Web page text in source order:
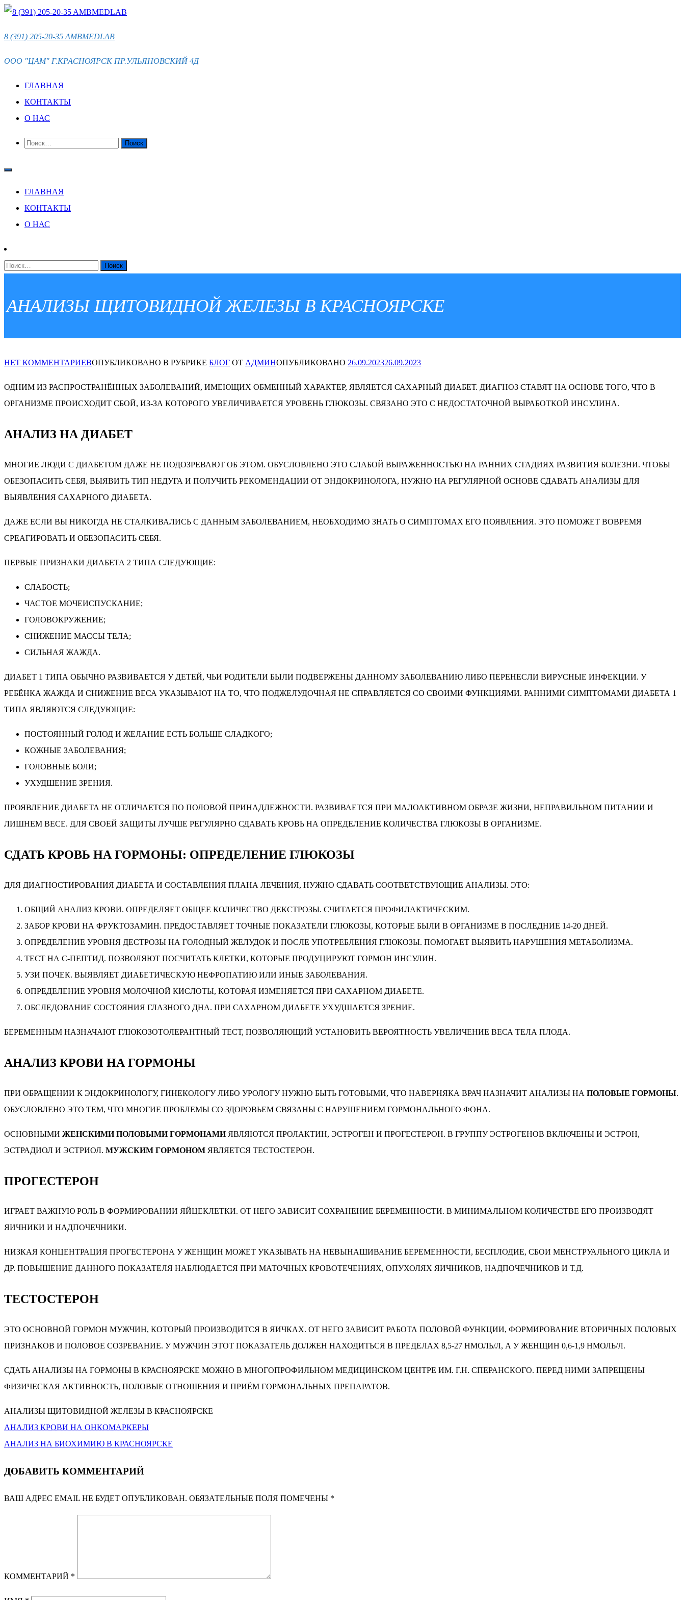
ПЕРЕЙТИ
8 (391) 205-20-35 AMBMEDLAB
ООО "ЦАМ" Г.КРАСНОЯРСК ПР.УЛЬЯНОВСКИЙ 4Д
ГЛАВНАЯ
КОНТАКТЫ
О НАС
НАЙТИ:
ГЛАВНАЯ
КОНТАКТЫ
О НАС
НАЙТИ:
АНАЛИЗЫ ЩИТОВИДНОЙ ЖЕЛЕЗЫ В КРАСНОЯРСКЕ
НЕТ КОММЕНТАРИЕВДЛЯ
ОПУБЛИКОВАНО В РУБРИКЕ БЛОГ ОТ АДМИНОПУБЛИКОВАНО 26.09.202326.09.2023
ОДНИМ ИЗ РАСПРОСТРАНЁННЫХ ЗАБОЛЕВАНИЙ, ИМЕЮЩИХ ОБМЕННЫЙ ХАРАКТЕР, ЯВЛЯЕТСЯ САХАРНЫЙ ДИАБЕТ. ДИАГНОЗ СТАВЯТ НА ОСНОВЕ ТОГО, ЧТО В
ОРГАНИЗМЕ ПРОИСХОДИТ СБОЙ, ИЗ-ЗА КОТОРОГО УВЕЛИЧИВАЕТСЯ УРОВЕНЬ ГЛЮКОЗЫ. СВЯЗАНО ЭТО С НЕДОСТАТОЧНОЙ ВЫРАБОТКОЙ ИНСУЛИНА.
АНАЛИЗ НА ДИАБЕТ
МНОГИЕ ЛЮДИ С ДИАБЕТОМ ДАЖЕ НЕ ПОДОЗРЕВАЮТ ОБ ЭТОМ. ОБУСЛОВЛЕНО ЭТО СЛАБОЙ ВЫРАЖЕННОСТЬЮ НА РАННИХ СТАДИЯХ РАЗВИТИЯ БОЛЕЗНИ. ЧТОБЫ
ОБЕЗОПАСИТЬ СЕБЯ, ВЫЯВИТЬ ТИП НЕДУГА И ПОЛУЧИТЬ РЕКОМЕНДАЦИИ ОТ ЭНДОКРИНОЛОГА, НУЖНО НА РЕГУЛЯРНОЙ ОСНОВЕ СДАВАТЬ АНАЛИЗЫ ДЛЯ
ВЫЯВЛЕНИЯ САХАРНОГО ДИАБЕТА.
ДАЖЕ ЕСЛИ ВЫ НИКОГДА НЕ СТАЛКИВАЛИСЬ С ДАННЫМ ЗАБОЛЕВАНИЕМ, НЕОБХОДИМО ЗНАТЬ О СИМПТОМАХ ЕГО ПОЯВЛЕНИЯ. ЭТО ПОМОЖЕТ ВОВРЕМЯ
СРЕАГИРОВАТЬ И ОБЕЗОПАСИТЬ СЕБЯ.
ПЕРВЫЕ ПРИЗНАКИ ДИАБЕТА 2 ТИПА СЛЕДУЮЩИЕ:
СЛАБОСТЬ;
ЧАСТОЕ МОЧЕИСПУСКАНИЕ;
ГОЛОВОКРУЖЕНИЕ;
СНИЖЕНИЕ МАССЫ ТЕЛА;
СИЛЬНАЯ ЖАЖДА.
ДИАБЕТ 1 ТИПА ОБЫЧНО РАЗВИВАЕТСЯ У ДЕТЕЙ, ЧЬИ РОДИТЕЛИ БЫЛИ ПОДВЕРЖЕНЫ ДАННОМУ ЗАБОЛЕВАНИЮ ЛИБО ПЕРЕНЕСЛИ ВИРУСНЫЕ ИНФЕКЦИИ. У
РЕБЁНКА ЖАЖДА И СНИЖЕНИЕ ВЕСА УКАЗЫВАЮТ НА ТО, ЧТО ПОДЖЕЛУДОЧНАЯ НЕ СПРАВЛЯЕТСЯ СО СВОИМИ ФУНКЦИЯМИ. РАННИМИ СИМПТОМАМИ ДИАБЕТА 1
ТИПА ЯВЛЯЮТСЯ СЛЕДУЮЩИЕ:
ПОСТОЯННЫЙ ГОЛОД И ЖЕЛАНИЕ ЕСТЬ БОЛЬШЕ СЛАДКОГО;
КОЖНЫЕ ЗАБОЛЕВАНИЯ;
ГОЛОВНЫЕ БОЛИ;
УХУДШЕНИЕ ЗРЕНИЯ.
ПРОЯВЛЕНИЕ ДИАБЕТА НЕ ОТЛИЧАЕТСЯ ПО ПОЛОВОЙ ПРИНАДЛЕЖНОСТИ. РАЗВИВАЕТСЯ ПРИ МАЛОАКТИВНОМ ОБРАЗЕ ЖИЗНИ, НЕПРАВИЛЬНОМ ПИТАНИИ И
ЛИШНЕМ ВЕСЕ. ДЛЯ СВОЕЙ ЗАЩИТЫ ЛУЧШЕ РЕГУЛЯРНО СДАВАТЬ КРОВЬ НА ОПРЕДЕЛЕНИЕ КОЛИЧЕСТВА ГЛЮКОЗЫ В ОРГАНИЗМЕ.
СДАТЬ КРОВЬ НА ГОРМОНЫ: ОПРЕДЕЛЕНИЕ ГЛЮКОЗЫ
ДЛЯ ДИАГНОСТИРОВАНИЯ ДИАБЕТА И СОСТАВЛЕНИЯ ПЛАНА ЛЕЧЕНИЯ, НУЖНО СДАВАТЬ СООТВЕТСТВУЮЩИЕ АНАЛИЗЫ. ЭТО:
ОБЩИЙ АНАЛИЗ КРОВИ. ОПРЕДЕЛЯЕТ ОБЩЕЕ КОЛИЧЕСТВО ДЕКСТРОЗЫ. СЧИТАЕТСЯ ПРОФИЛАКТИЧЕСКИМ.
ЗАБОР КРОВИ НА ФРУКТОЗАМИН. ПРЕДОСТАВЛЯЕТ ТОЧНЫЕ ПОКАЗАТЕЛИ ГЛЮКОЗЫ, КОТОРЫЕ БЫЛИ В ОРГАНИЗМЕ В ПОСЛЕДНИЕ 14-20 ДНЕЙ.
ОПРЕДЕЛЕНИЕ УРОВНЯ ДЕСТРОЗЫ НА ГОЛОДНЫЙ ЖЕЛУДОК И ПОСЛЕ УПОТРЕБЛЕНИЯ ГЛЮКОЗЫ. ПОМОГАЕТ ВЫЯВИТЬ НАРУШЕНИЯ МЕТАБОЛИЗМА.
ТЕСТ НА С-ПЕПТИД. ПОЗВОЛЯЮТ ПОСЧИТАТЬ КЛЕТКИ, КОТОРЫЕ ПРОДУЦИРУЮТ ГОРМОН ИНСУЛИН.
УЗИ ПОЧЕК. ВЫЯВЛЯЕТ ДИАБЕТИЧЕСКУЮ НЕФРОПАТИЮ ИЛИ ИНЫЕ ЗАБОЛЕВАНИЯ.
ОПРЕДЕЛЕНИЕ УРОВНЯ МОЛОЧНОЙ КИСЛОТЫ, КОТОРАЯ ИЗМЕНЯЕТСЯ ПРИ САХАРНОМ ДИАБЕТЕ.
ОБСЛЕДОВАНИЕ СОСТОЯНИЯ ГЛАЗНОГО ДНА. ПРИ САХАРНОМ ДИАБЕТЕ УХУДШАЕТСЯ ЗРЕНИЕ.
БЕРЕМЕННЫМ НАЗНАЧАЮТ ГЛЮКОЗОТОЛЕРАНТНЫЙ ТЕСТ, ПОЗВОЛЯЮЩИЙ УСТАНОВИТЬ ВЕРОЯТНОСТЬ УВЕЛИЧЕНИЕ ВЕСА ТЕЛА ПЛОДА.
АНАЛИЗ КРОВИ НА ГОРМОНЫ
ПРИ ОБРАЩЕНИИ К ЭНДОКРИНОЛОГУ, ГИНЕКОЛОГУ ЛИБО УРОЛОГУ НУЖНО БЫТЬ ГОТОВЫМИ, ЧТО НАВЕРНЯКА ВРАЧ НАЗНАЧИТ АНАЛИЗЫ НА ПОЛОВЫЕ ГОРМОНЫ.
ОБУСЛОВЛЕНО ЭТО ТЕМ, ЧТО МНОГИЕ ПРОБЛЕМЫ СО ЗДОРОВЬЕМ СВЯЗАНЫ С НАРУШЕНИЕМ ГОРМОНАЛЬНОГО ФОНА.
ОСНОВНЫМИ ЖЕНСКИМИ ПОЛОВЫМИ ГОРМОНАМИЯВЛЯЮТСЯ ПРОЛАКТИН, ЭСТРОГЕН И ПРОГЕСТЕРОН. В ГРУППУ ЭСТРОГЕНОВ ВКЛЮЧЕНЫ И ЭСТРОН,
ЭСТРАДИОЛ И ЭСТРИОЛ. МУЖСКИМ ГОРМОНОМ ЯВЛЯЕТСЯ ТЕСТОСТЕРОН.
ПРОГЕСТЕРОН
ИГРАЕТ ВАЖНУЮ РОЛЬ В ФОРМИРОВАНИИ ЯЙЦЕКЛЕТКИ. ОТ НЕГО ЗАВИСИТ СОХРАНЕНИЕ БЕРЕМЕННОСТИ. В МИНИМАЛЬНОМ КОЛИЧЕСТВЕ ЕГО ПРОИЗВОДЯТ
ЯИЧНИКИ И НАДПОЧЕЧНИКИ.
НИЗКАЯ КОНЦЕНТРАЦИЯ ПРОГЕСТЕРОНА У ЖЕНЩИН МОЖЕТ УКАЗЫВАТЬ НА НЕВЫНАШИВАНИЕ БЕРЕМЕННОСТИ, БЕСПЛОДИЕ, СБОИ МЕНСТРУАЛЬНОГО ЦИКЛА И
ДР. ПОВЫШЕНИЕ ДАННОГО ПОКАЗАТЕЛЯ НАБЛЮДАЕТСЯ ПРИ МАТОЧНЫХ КРОВОТЕЧЕНИЯХ, ОПУХОЛЯХ ЯИЧНИКОВ, НАДПОЧЕЧНИКОВ И Т.Д.
ТЕСТОСТЕРОН
ЭТО ОСНОВНОЙ ГОРМОН МУЖЧИН, КОТОРЫЙ ПРОИЗВОДИТСЯ В ЯИЧКАХ. ОТ НЕГО ЗАВИСИТ РАБОТА ПОЛОВОЙ ФУНКЦИИ, ФОРМИРОВАНИЕ ВТОРИЧНЫХ ПОЛОВЫХ
ПРИЗНАКОВ И ПОЛОВОЕ СОЗРЕВАНИЕ. У МУЖЧИН ЭТОТ ПОКАЗАТЕЛЬ ДОЛЖЕН НАХОДИТЬСЯ В ПРЕДЕЛАХ 8,5-27 НМОЛЬ/Л, А У ЖЕНЩИН 0,6-1,9 НМОЛЬ/Л.
СДАТЬ АНАЛИЗЫ НА ГОРМОНЫ В КРАСНОЯРСКЕ МОЖНО В МНОГОПРОФИЛЬНОМ МЕДИЦИНСКОМ ЦЕНТРЕ ИМ. Г.Н. СПЕРАНСКОГО. ПЕРЕД НИМИ ЗАПРЕЩЕНЫ
ФИЗИЧЕСКАЯ АКТИВНОСТЬ, ПОЛОВЫЕ ОТНОШЕНИЯ И ПРИЁМ ГОРМОНАЛЬНЫХ ПРЕПАРАТОВ.
АНАЛИЗЫ ЩИТОВИДНОЙ ЖЕЛЕЗЫ В КРАСНОЯРСКЕ
НАВИГАЦИЯ
ЗАПИСЯМ
АНАЛИЗ КРОВИ НА ОНКОМАРКЕРЫ
АНАЛИЗ НА БИОХИМИЮ В КРАСНОЯРСКЕ
ДОБАВИТЬ КОММЕНТАРИЙ
ВАШ АДРЕС EMAIL НЕ БУДЕТ ОПУБЛИКОВАН. ОБЯЗАТЕЛЬНЫЕ ПОЛЯ ПОМЕЧЕНЫ *
КОММЕНТАРИЙ *